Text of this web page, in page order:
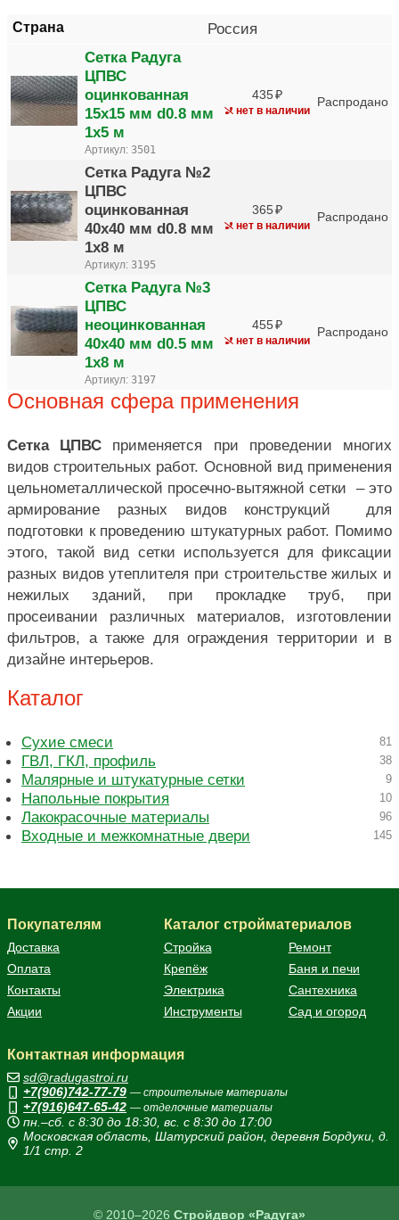
Страна Россия
Сетка Радуга
ЦПВС
оцинкованная
15х15 мм d0.8 мм
1х5 м
Артикул: 3501
435
нет в наличии
Распродано
Сетка Радуга №2
ЦПВС
оцинкованная
40х40 мм d0.8 мм
1х8 м
Артикул: 3195
365
нет в наличии
Распродано
Сетка Радуга №3
ЦПВС
неоцинкованная
40х40 мм d0.5 мм
1х8 м
Артикул: 3197
455
нет в наличии
Распродано
Основная сфера применения
Сетка ЦПВС применяется при проведении многих
видов строительных работ. Основной вид применения
цельнометаллической просечно-вытяжной сетки – это
армирование разных видов конструкций для
подготовки к проведению штукатурных работ. Помимо
этого, такой вид сетки используется для фиксации
разных видов утеплителя при строительстве жилых и
нежилых зданий, при прокладке труб, при
просеивании различных материалов, изготовлении
фильтров, а также для ограждения территории и в
дизайне интерьеров.
Каталог
Сухие смеси 81
ГВЛ, ГКЛ, профиль 38
Малярные и штукатурные сетки 9
Напольные покрытия 10
Лакокрасочные материалы 96
Входные и межкомнатные двери 145
© 2010–2026 Стройдвор «Радуга»
Покупателям
Доставка
Оплата
Контакты
Акции
Каталог стройматериалов
Стройка
Ремонт
Крепёж
Баня и печи
Электрика
Сантехника
Инструменты
Сад и огород
Контактная информация
sd@radugastroi.ru
+7(906)742-77-79 — строительные материалы
+7(916)647-65-42 — отделочные материалы
пн.–сб. с 8:30 до 18:30, вс. с 8:30 до 17:00
Московская область, Шатурский район, деревня Бордуки, д.
1/1 стр. 2